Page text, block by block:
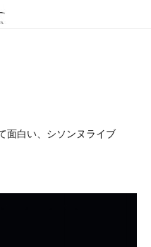
面白い、シソンヌライブ